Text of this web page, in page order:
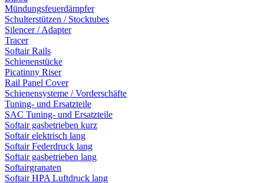
Mündungsfeuerdämpfer
Schulterstützen / Stocktubes
Silencer / Adapter
Tracer
Softair Rails
Schienenstücke
Picatinny Riser
Rail Panel Cover
Schienensysteme / Vorderschäfte
Tuning- und Ersatzteile
SAC Tuning- und Ersatzteile
Softair gasbetrieben kurz
Softair elektrisch lang
Softair Federdruck lang
Softair gasbetrieben lang
Softairgranaten
Softair HPA Luftdruck lang